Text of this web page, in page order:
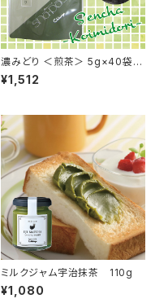
濃みどり ＜煎茶＞ 5g×40袋
【風の茶シリーズ】
¥1,512
ミルクジャム宇治抹茶 110g
¥1,080